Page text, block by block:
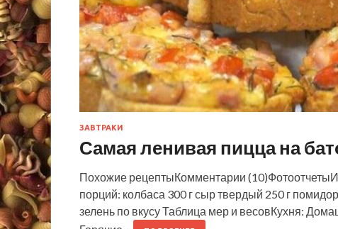
ЗАВТРАКИ
Самая ленивая пицца на
Похожие рецептыКомментарии
порций: колбаса 300 г сыр твердый 250 г
зелень по вкусу Таблица мер и весовКухня: